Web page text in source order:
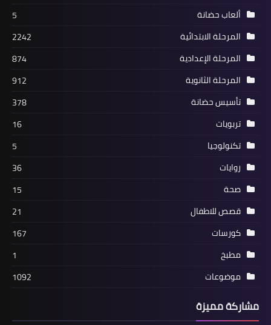
ألعاب حضانة
5
المرحلة الابتدائية
2242
المرحلة الإعدادية
874
المرحلة الثانوية
912
تأسيس حضانة
378
تربويات
16
تكنولوجيا
5
روايات
36
صحة
15
قصص للاطفال
21
كورسات
167
مطبخ
1
موضوعات
1092
مشاركة مميزة